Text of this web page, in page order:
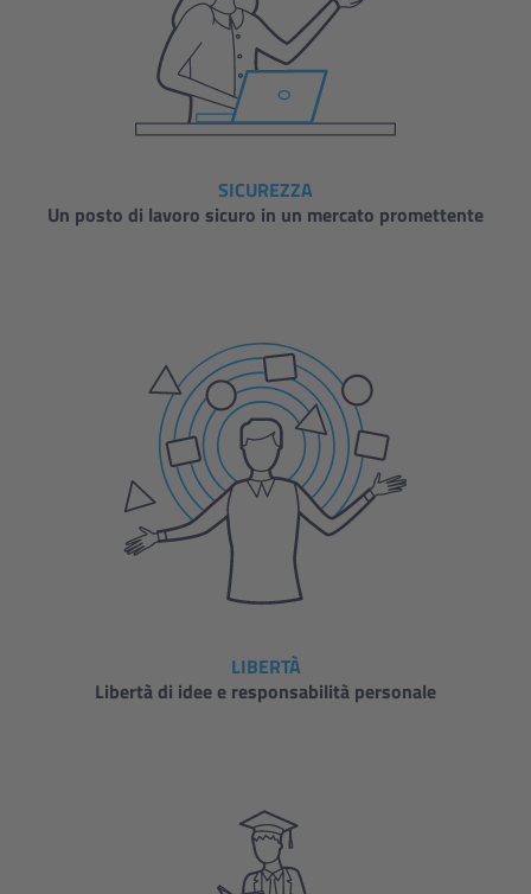
SICUREZZA
Un posto di lavoro sicuro in un mercato promettente
LIBERTÀ
Libertà di idee e responsabilità personale